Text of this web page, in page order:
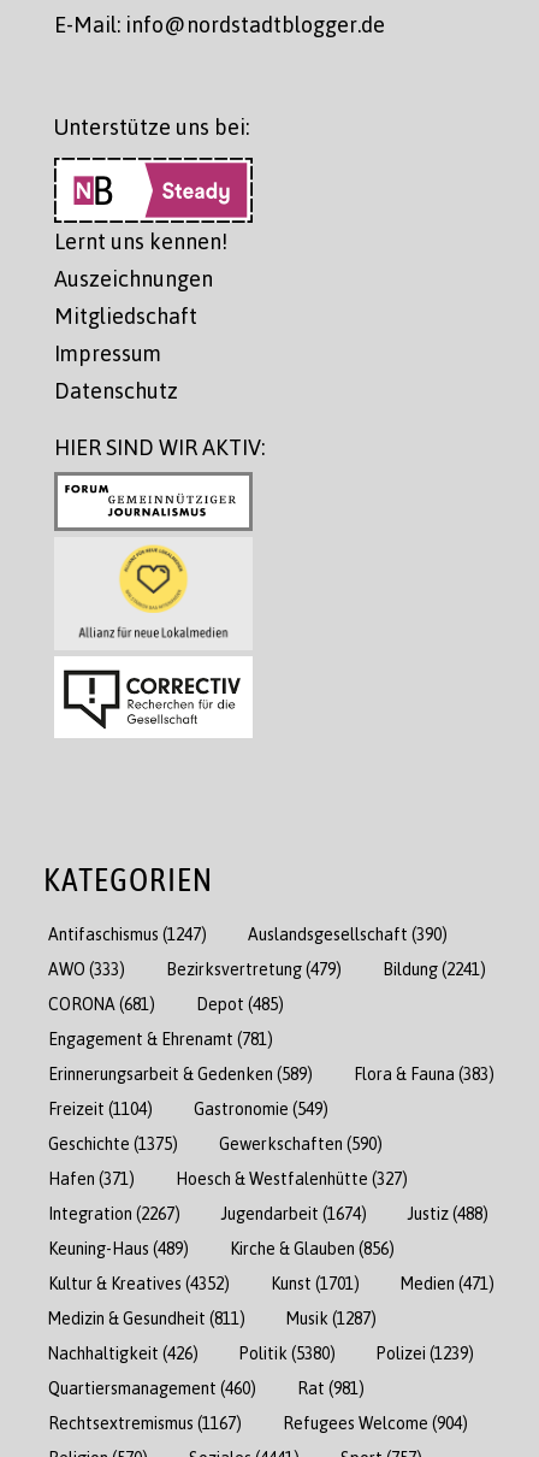
E-Mail: info@nordstadtblogger.de
Unterstütze uns bei:
Lernt uns kennen!
Auszeichnungen
Mitgliedschaft
Impressum
Datenschutz
HIER SIND WIR AKTIV:
KATEGORIEN
Antifaschismus (1247) Auslandsgesellschaft (390)
AWO (333) Bezirksvertretung(479) Bildung(2241)
CORONA (681) Depot (485)
Engagement & Ehrenamt (781)
Erinnerungsarbeit & Gedenken (589) Flora & Fauna (383)
Freizeit (1104) Gastronomie (549)
Geschichte (1375) Gewerkschaften (590)
Hafen (371) Hoesch & Westfalenhütte (327)
Integration (2267) Jugendarbeit (1674) Justiz(488)
Keuning-Haus (489) Kirche & Glauben (856)
Kultur & Kreatives (4352) Kunst (1701) Medien (471)
Medizin & Gesundheit (811) Musik (1287)
Nachhaltigkeit (426) Politik (5380) Polizei (1239)
Quartiersmanagement (460) Rat (981)
Rechtsextremismus (1167) Refugees Welcome (904)